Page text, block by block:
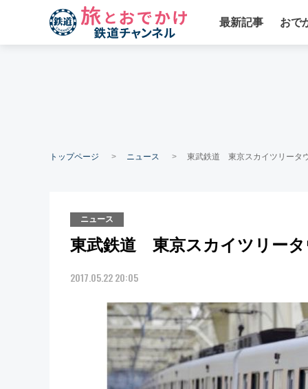
最新記事 おで
トップページ ニュース 東武鉄道 東京スカイツリータ
ニュース
東武鉄道 東京スカイツリー
2017.05.22 20:05